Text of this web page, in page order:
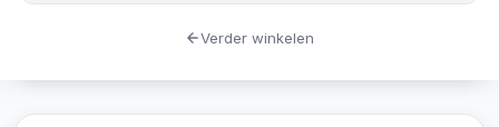
Verder winkelen